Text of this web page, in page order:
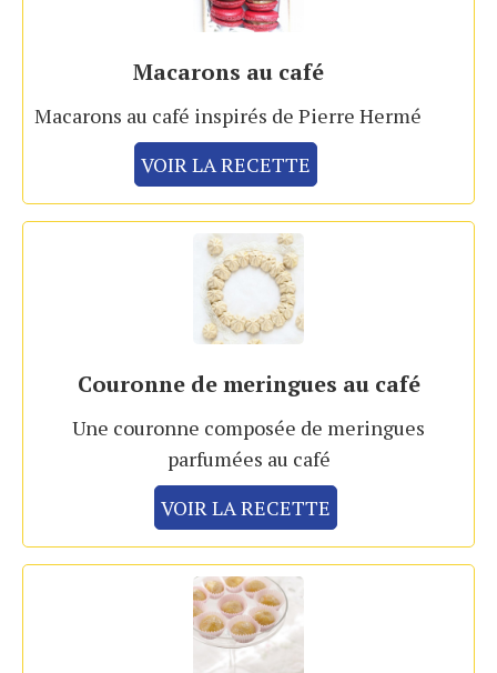
Macarons au café
Macarons au café inspirés de Pierre Hermé
VOIR LA RECETTE
Couronne de meringues au café
Une couronne composée de meringues
parfumées au café
VOIR LA RECETTE